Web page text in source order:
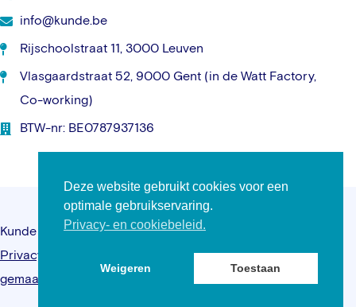
info@kunde.be
Rijschoolstraat 11, 3000 Leuven
Vlasgaardstraat 52, 9000 Gent (in de Watt Factory,
Co-working)
BTW-nr: BE0787937136
Kunde © 2026 – Alle rechten voorbehouden –
Privacybeleid
Algemene voorwaarden–Website
gemaakt door Kreatix.
Deze website gebruikt cookies voor een
optimale gebruikservaring.
Privacy- en cookiebeleid.
Weigeren Toestaan